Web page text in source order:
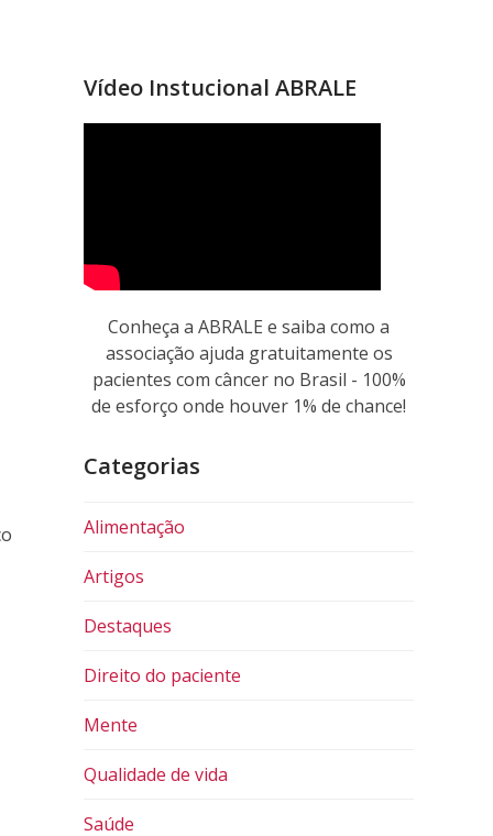
Vídeo Instucional ABRALE
Conheça a ABRALE e saiba como a
associação ajuda gratuitamente os
pacientes com câncer no Brasil - 100%
de esforço onde houver 1% de chance!
Categorias
Alimentação
Artigos
Destaques
Direito do paciente
Mente
Qualidade de vida
Saúde